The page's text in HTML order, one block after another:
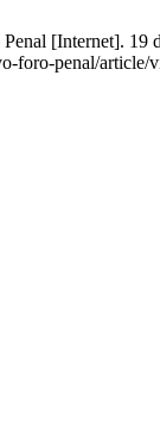
[Internet].
foro-penal/article/